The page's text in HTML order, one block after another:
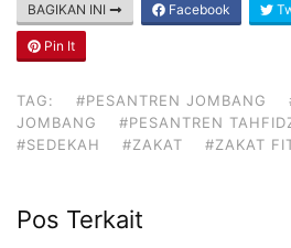
BAGIKAN INI Facebook
Pin It
TAG: #PESANTREN JOMBANG
JOMBANG
#PESANTREN
#SEDEKAH
#ZAKAT #ZAKAT
Pos Terkait